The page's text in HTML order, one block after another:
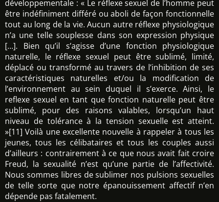
développementale : « Le réflexe sexuel de l’homme peut
être indéfiniment différé ou aboli de façon fonctionnelle
tout au long de la vie. Aucun autre réflexe physiologique
n’a une telle souplesse dans son expression physique
[…]. Bien qu’il s’agisse d’une fonction physiologique
naturelle, le réflexe sexuel peut être sublimé, limité,
déplacé ou transformé au travers de l’inhibition de ses
caractéristiques naturelles et/ou la modification de
l’environnement au sein duquel il s’exerce. Ainsi, le
reflexe sexuel en tant que fonction naturelle peut être
sublimé, pour des raisons valables, lorsqu’un haut
niveau de tolérance à la tension sexuelle est atteint.
»[11] Voilà une excellente nouvelle à rappeler à tous les
jeunes, tous les célibataires et tous les couples aussi
d’ailleurs : contrairement à ce que nous avait fait croire
Freud, la sexualité n’est qu’une partie de l’affectivité.
Nous sommes libres de sublimer nos pulsions sexuelles
de telle sorte que notre épanouissement affectif n’en
dépende pas fatalement.